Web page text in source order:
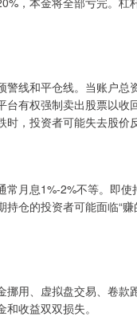
警线和平仓线。当账户总
台有权强制卖出股票以收
，投资者可能失去股价
常月息1%-2%不等。即
持仓的投资者可能面临“
挪用、虚拟盘交易、卷款
收益双双损失。